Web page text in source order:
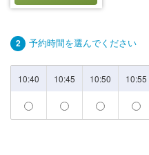
2 予約時間を選んでください
10:40 10:45 10:50 10:55